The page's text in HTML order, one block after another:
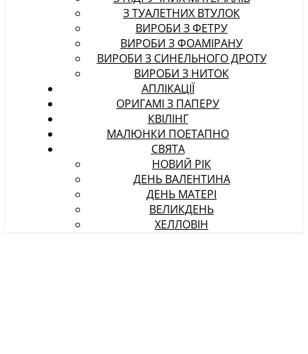
З ТУАЛЕТНИХ ВТУЛОК
ВИРОБИ З ФЕТРУ
ВИРОБИ З ФОАМІРАНУ
ВИРОБИ З СИНЕЛЬНОГО ДРОТУ
ВИРОБИ З НИТОК
АПЛІКАЦІЇ
ОРИГАМІ З ПАПЕРУ
КВІЛІНГ
МАЛЮНКИ ПОЕТАПНО
СВЯТА
НОВИЙ РІК
ДЕНЬ ВАЛЕНТИНА
ДЕНЬ МАТЕРІ
ВЕЛИКДЕНЬ
ХЕЛЛОВІН